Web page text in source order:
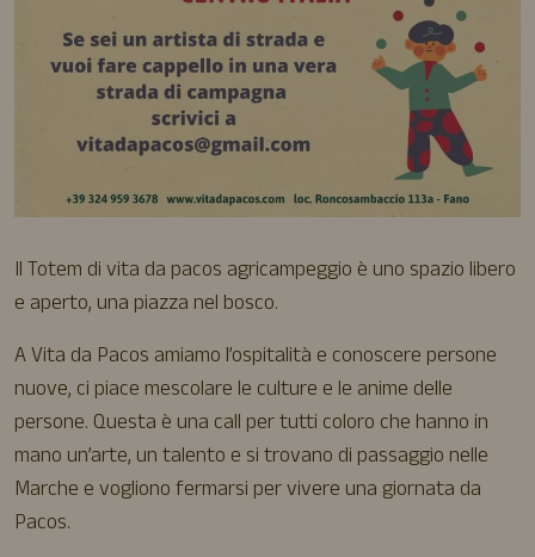
Il Totem di vita da pacos agricampeggio è uno spazio libero
e aperto, una piazza nel bosco.
A Vita da Pacos amiamo l’ospitalità e conoscere persone
nuove, ci piace mescolare le culture e le anime delle
persone. Questa è una call per tutti coloro che hanno in
mano un’arte, un talento e si trovano di passaggio nelle
Marche e vogliono fermarsi per vivere una giornata da
Pacos.